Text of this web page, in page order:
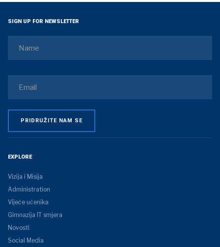
SIGN UP FOR NEWSLETTER
EXPLORE
Vizija i Misija
Administration
Vijeće učenika
Gimnazija IT smjera
Novosti
Social Media